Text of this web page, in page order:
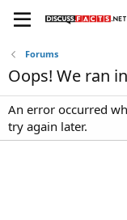
Forums
Oops! We ran
An error occurred
try again later.